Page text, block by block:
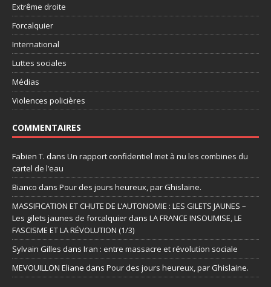
Extrême droite
Forcalquier
International
Luttes sociales
Médias
Violences policières
COMMENTAIRES
Fabien T. dans Un rapport confidentiel met à nu les combines du
cartel de l’eau
Bianco dans Pour des jours heureux, par Ghislaine.
MASSIFICATION ET CHUTE DE L’AUTONOMIE : LES GILETS JAUNES –
Les gilets jaunes de forcalquier dans LA FRANCE INSOUMISE, LE
FASCISME ET LA RÉVOLUTION (1/3)
Sylvain Gilles dans Iran : entre massacre et révolution sociale
MEVOUILLON Eliane dans Pour des jours heureux, par Ghislaine.